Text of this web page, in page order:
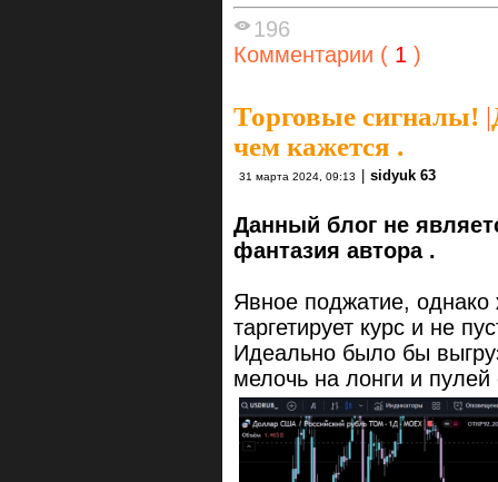
196
Комментарии ( 1 )
Торговые сигналы! |
чем кажется .
31 марта 2024, 09:13 sidyuk 63
Данный блог не
фантазия автора .
Явное поджатие,
таргетирует курс и не
Идеально было бы
мелочь на лонги и